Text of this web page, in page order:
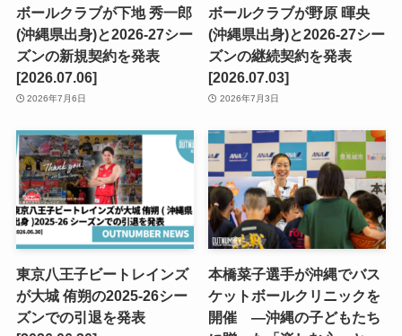
ボールクラブが下地 秀一郎
(沖縄県出身)と2026-27シー
ズンの新規契約を発表
[2026.07.06]
2026年7月6日
ボールクラブが野原 暉央
(沖縄県出身)と2026-27シー
ズンの継続契約を発表
[2026.07.03]
2026年7月3日
東京八王子ビートレインズ
が大城 侑朔の2025-26シー
ズンでの引退を発表
本橋菜子選手が沖縄でバス
ケットボールクリニックを
開催 —沖縄の子どもたち